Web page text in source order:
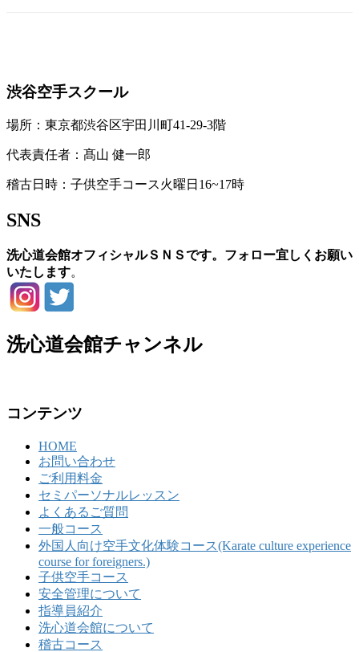
渋谷空手スクール
場所：東京都渋谷区宇田川町41-29-3階
代表責任者：髙山 健一郎
稽古日時：子供空手コース火曜日16~17時
SNS
洗心道会館オフィシャルＳＮＳです。フォロー宜しくお願い
いたします。
洗心道会館チャンネル
コンテンツ
HOME
お問い合わせ
ご利用料金
セミパーソナルレッスン
よくあるご質問
一般コース
外国人向け空手文化体験コース(Karate culture experience
course for foreigners.)
子供空手コース
安全管理について
指導員紹介
洗心道会館について
稽古コース